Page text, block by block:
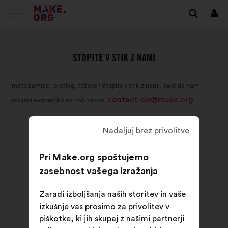
POJDI
DOMAČO
MAKE.ORG
STOPITE V STIK Z NAMI
Imate zamisel, predlog, težavo? Stopite v stik z nami, tako da nam
pošljete e-sporočilo na naš naslov: contact-de@make.org
Nadaljuj brez privolitve
Pri Make.org spoštujemo
zasebnost vašega izražanja
Zaradi izboljšanja naših storitev in vaše
izkušnje vas prosimo za privolitev v
piškotke, ki jih skupaj z našimi partnerji